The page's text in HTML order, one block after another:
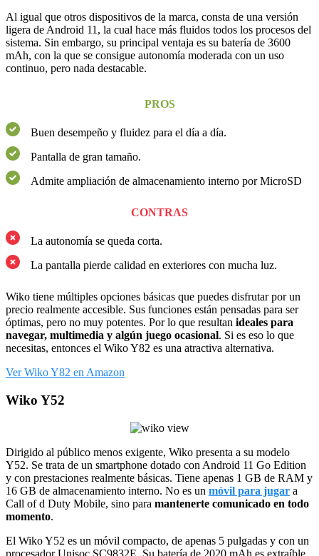
Al igual que otros dispositivos de la marca, consta de una versión
ligera de Android 11, la cual hace más fluidos todos los procesos del
sistema. Sin embargo, su principal ventaja es su batería de 3600
mAh, con la que se consigue autonomía moderada con un uso
continuo, pero nada destacable.
PROS
Buen desempeño y fluidez para el día a día.
Pantalla de gran tamaño.
Admite ampliación de almacenamiento interno por MicroSD
CONTRAS
La autonomía se queda corta.
La pantalla pierde calidad en exteriores con mucha luz.
Wiko tiene múltiples opciones básicas que puedes disfrutar por un
precio realmente accesible. Sus funciones están pensadas para ser
óptimas, pero no muy potentes. Por lo que resultan ideales para
navegar, multimedia y algún juego ocasional. Si es eso lo que
necesitas, entonces el Wiko Y82 es una atractiva alternativa.
Ver Wiko Y82 en Amazon
Wiko Y52
Dirigido al público menos exigente, Wiko presenta a su modelo
Y52. Se trata de un smartphone dotado con Android 11 Go Edition
y con prestaciones realmente básicas. Tiene apenas 1 GB de RAM y
16 GB de almacenamiento interno. No es un móvil para jugar a
Call of d Duty Mobile, sino para mantenerte comunicado en todo
momento.
El Wiko Y52 es un móvil compacto, de apenas 5 pulgadas y con un
procesador Unisoc SC9832E. Su batería de 2020 mAh es extraíble,